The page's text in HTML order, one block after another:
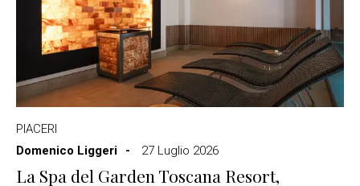
PIACERI
Domenico Liggeri
27 Luglio 2026
La Spa del Garden Toscana Resort,